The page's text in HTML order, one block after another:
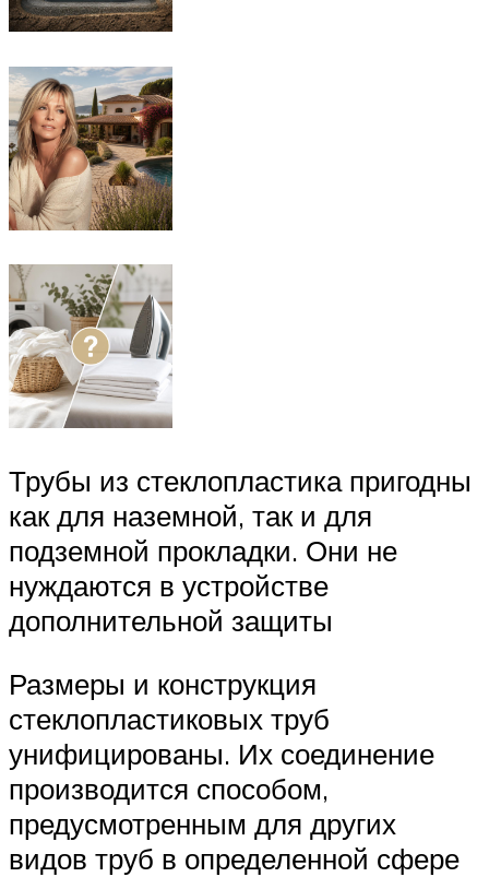
Трубы из стеклопластика пригодны
как для наземной, так и для
подземной прокладки. Они не
нуждаются в устройстве
дополнительной защиты
Размеры и конструкция
стеклопластиковых труб
унифицированы. Их соединение
производится способом,
предусмотренным для других
видов труб в определенной сфере